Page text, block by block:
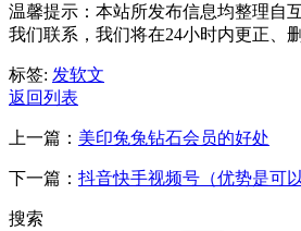
温馨提示：本站所发布信息均整理自
我们联系，我们将在24小时内更正、
标签: 发软文
返回列表
上一篇： 美印兔兔钻石会员的好处
下一篇： 抖音快手视频号（优势是可
搜索